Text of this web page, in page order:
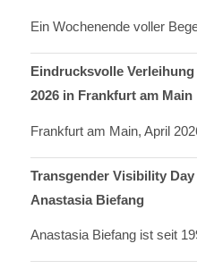
Ein Wochenende voller
Eindrucksvolle
2026 in Frankfurt am Main
Frankfurt am Main, April
Transgender Visibility
Anastasia Biefang
Anastasia Biefang ist seit